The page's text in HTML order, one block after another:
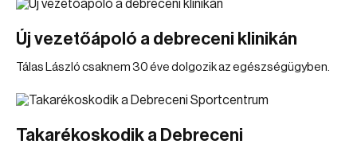
Új vezetőápoló a debreceni klinikán
Tálas László csaknem 30 éve dolgozik az egészségügyben.
Takarékoskodik a Debreceni